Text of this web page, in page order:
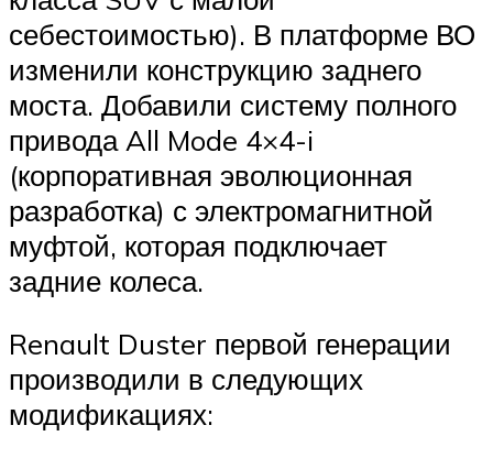
себестоимостью). В платформе ВО
изменили конструкцию заднего
моста. Добавили систему полного
привода All Mode 4×4-i
(корпоративная эволюционная
разработка) с электромагнитной
муфтой, которая подключает
задние колеса.
Renault Duster первой генерации
производили в следующих
модификациях: